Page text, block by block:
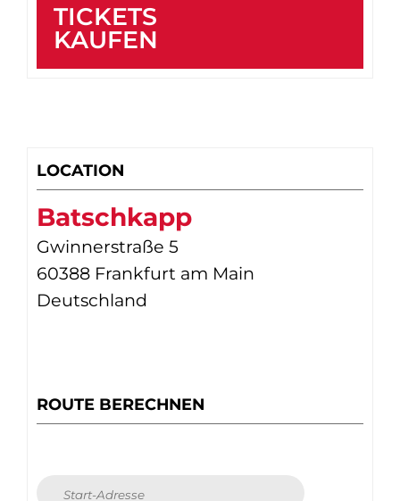
TICKETS
KAUFEN
LOCATION
Batschkapp
Gwinnerstraße 5
60388 Frankfurt am Main
Deutschland
ROUTE BERECHNEN